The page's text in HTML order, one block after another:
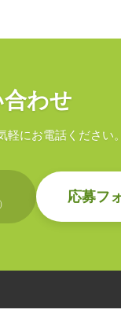
わせ
にお電話ください。
応募フ